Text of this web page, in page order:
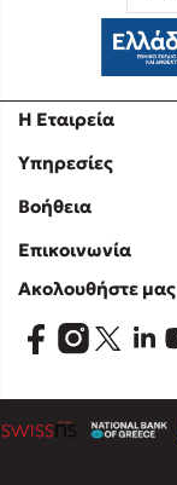
Η Εταιρεία
Υπηρεσίες
Βοήθεια
Επικοινωνία
Ακολουθήστε μας